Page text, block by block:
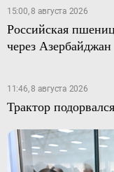
15:00, 8 августа 2026
Российская
через Азербайджан
11:46, 8 августа 2026
Трактор